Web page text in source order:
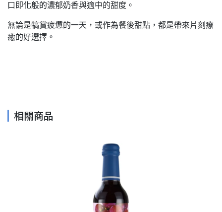
口即化般的濃郁奶香與適中的甜度。
無論是犒賞疲憊的一天，或作為餐後甜點，都是帶來片刻療
癒的好選擇。
相關商品